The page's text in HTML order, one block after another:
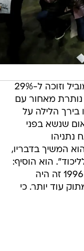
מספירת 90% מהקולות, הליכוד מוביל וזוכה ל-29%
נותרת מאחור עם
בירך הלילה על
שנשא בפני
נתניהו
המשיך בדבריו,
הוא הוסיף:
"אני זוכר הניצחון הראשון שלנו ב-1996 זה היה
עוד יותר. כי